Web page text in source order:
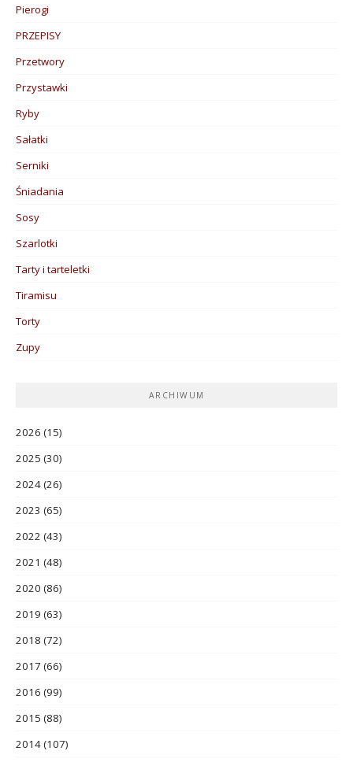
Pierogi
PRZEPISY
Przetwory
Przystawki
Ryby
Sałatki
Serniki
Śniadania
Sosy
Szarlotki
Tarty i tarteletki
Tiramisu
Torty
Zupy
ARCHIWUM
2026 (15)
2025 (30)
2024(26)
2023 (65)
2022 (43)
2021 (48)
2020 (86)
2019 (63)
2018 (72)
2017 (66)
2016 (99)
2015 (88)
2014(107)